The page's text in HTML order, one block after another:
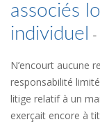
associés
individuel
-
N’encourt aucune
responsabilité
litige relatif à un
exerçait encore à